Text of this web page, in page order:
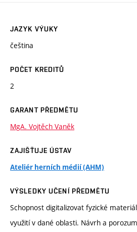
JAZYK VÝUKY
čeština
POČET KREDITŮ
2
GARANT PŘEDMĚTU
MgA. Vojtěch Vaněk
ZAJIŠŤUJE ÚSTAV
Ateliér herních médií (AHM)
VÝSLEDKY UČENÍ PŘEDMĚTU
Schopnost digitalizovat fyzické
využití v dané oblasti. Návrh a